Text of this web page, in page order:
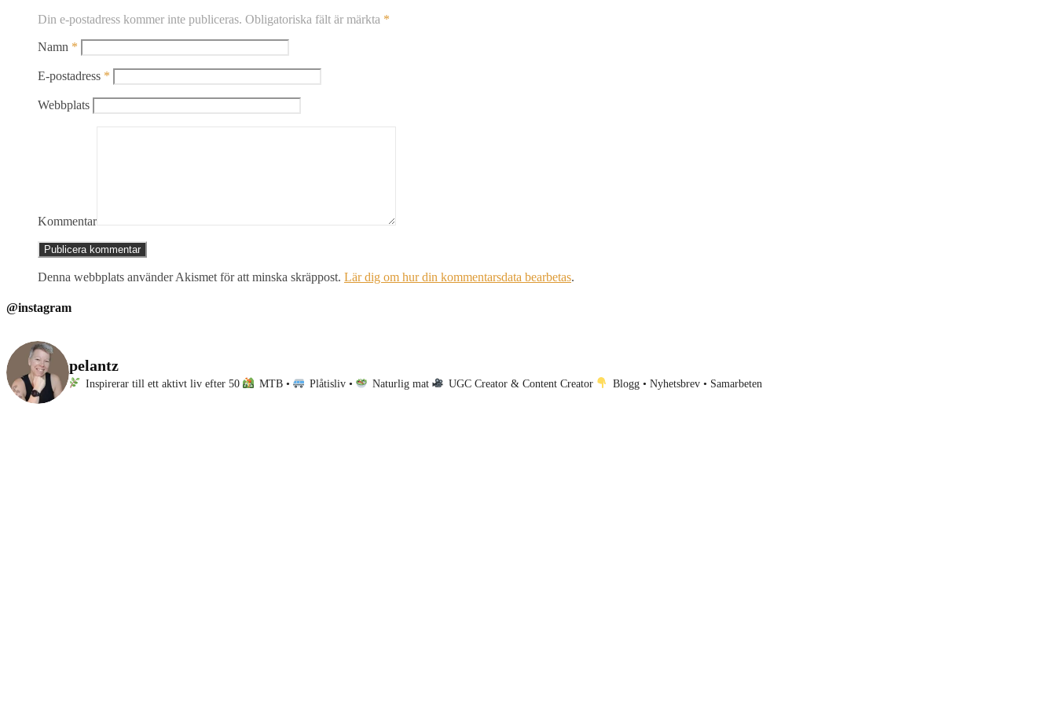
Din e-postadress kommer inte publiceras. Obligatoriska fält är märkta *
Namn *
E-postadress *
Webbplats
Kommentar
Denna webbplats använder Akismet för att minska skräppost. Lär dig om hur din kommentarsdata bearbetas.
@instagram
pelantz
Inspirerar till ett aktivt liv efter 50 MTB • Plåtisliv • Naturlig mat UGC Creator & Content Creator Blogg • Nyhetsbrev • Samarbeten